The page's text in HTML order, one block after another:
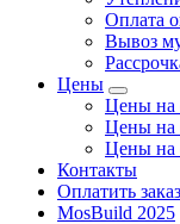
Оплата
Вывоз
Цены
Цены на
Цены на
Цены на
Контакты
Оплатить заказ
MosBuild 2025